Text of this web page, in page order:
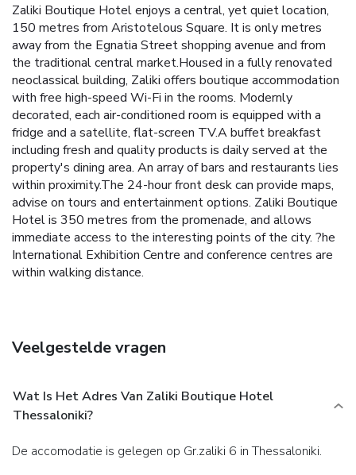
Zaliki Boutique Hotel enjoys a central, yet quiet location,
150 metres from Aristotelous Square. It is only metres
away from the Egnatia Street shopping avenue and from
the traditional central market.Housed in a fully renovated
neoclassical building, Zaliki offers boutique accommodation
with free high-speed Wi-Fi in the rooms. Modernly
decorated, each air-conditioned room is equipped with a
fridge and a satellite, flat-screen TV.A buffet breakfast
including fresh and quality products is daily served at the
property's dining area. An array of bars and restaurants lies
within proximity.The 24-hour front desk can provide maps,
advise on tours and entertainment options. Zaliki Boutique
Hotel is 350 metres from the promenade, and allows
immediate access to the interesting points of the city. ?he
International Exhibition Centre and conference centres are
within walking distance.
Veelgestelde vragen
Wat Is Het Adres Van Zaliki Boutique Hotel
Thessaloniki?
De accomodatie is gelegen op Gr.zaliki 6 in Thessaloniki.